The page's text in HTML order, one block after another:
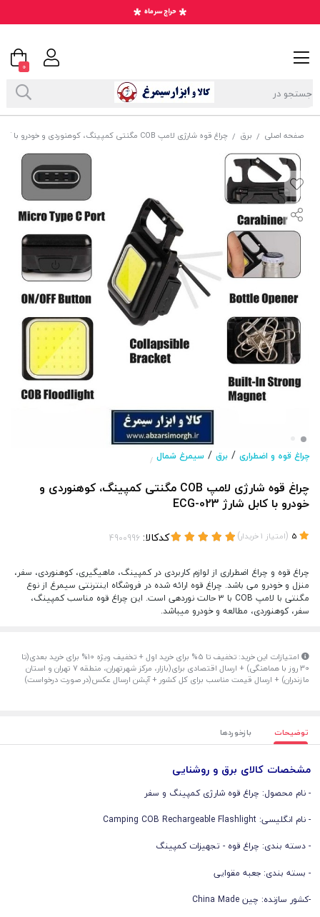
صفحه اصلی / برق / چراغ قوه شارژی لامپ COB مگنتی کمپینگ، کوهنوردی و خودرو با کابل شارژ ECG-023
چراغ قوه و اضطراری / برق / سیمرغ شمال /
چراغ قوه شارژی لامپ COB مگنتی کمپینگ، کوهنوردی و
خودرو با کابل شارژ ECG-023
(امتیاز 1خریدار) کدکالا:
چراغ قوه و چراغ اضطراری از لوازم کاربردی در کمپینگ، ماهیگیری، کوهنوردی، سفر،
منزل و خودرو می باشد. چراغ قوه ارائه شده در فروشگاه اینترنتی سیمرغ از نوع
مگنتی با لامپ COB با 3 حالت نوردهی است. این چراغ قوه مناسب کمپینگ،
سفر، کوهنوردی، مطالعه و خودرو میباشد.
امتیازات این خرید: تخفیف تا 5% برای خرید اول + تخفیف ویژه 10% برای خرید بعدی(تا
30 روز با هماهنگی) + ارسال اقتصادی برای(بازار، مرکز شهرتهران، منطقه 7 تهران و استان
مازندران) + ارسال قیمت مناسب برای کل کشور + آپشن ارسال عکس(در صورت درخواست)
توضیحات بازخوردها
مشخصات کالای برق و روشنایی
- نام محصول: چراغ قوه شارژی کمپینگ و سفر
- نام انگلیسی: Camping COB Rechargeable Flashlight
- دسته بندی: چراغ قوه - تجهیزات کمپینگ
- بسته بندی: جعبه مقوایی
-کشور سازنده: چین China Made
0